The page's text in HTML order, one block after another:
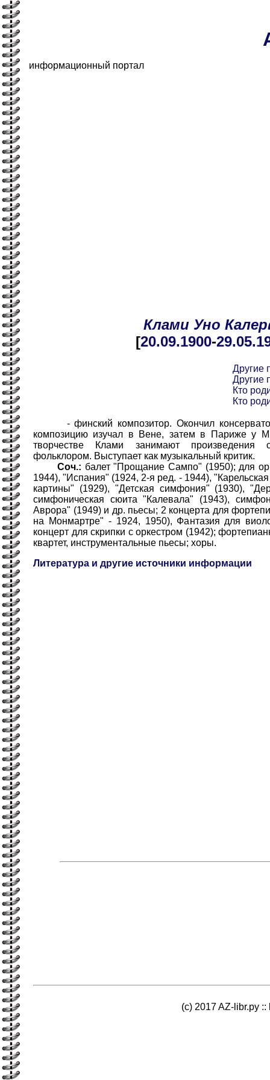
информационный портал
Клами Уно
[20.09.1900-29.05
Другие
Другие
Кто
Кто
- финский композитор. Окончил
композицию изучал в Вене, затем в Париже у
творчестве Клами занимают произведения
фольклором. Выступает как музыкальный критик.
Соч.: балет "Прощание Сампо" (1950); для
1944), "Испания" (1924, 2-я ред. - 1944),
картины" (1929), "Детская симфония" (1930),
симфоническая сюита "Калевала" (1943),
Аврора" (1949) и др. пьесы; 2 концерта для
на Монмартре" - 1924, 1950), Фантазия для
концерт для скрипки с оркестром (1942);
квартет, инструментальные пьесы; хоры.
Литература и другие источники информации
(c) 2017 AZ-libr.ру ::